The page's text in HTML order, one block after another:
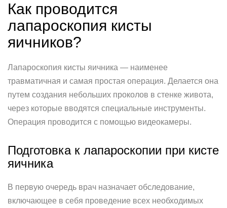
Как проводится
лапароскопия кисты
яичников?
Лапароскопия кисты яичника — наименее
травматичная и самая простая операция. Делается она
путем создания небольших проколов в стенке живота,
через которые вводятся специальные инструменты.
Операция проводится с помощью видеокамеры.
Подготовка к лапароскопии при кисте
яичника
В первую очередь врач назначает обследование,
включающее в себя проведение всех необходимых